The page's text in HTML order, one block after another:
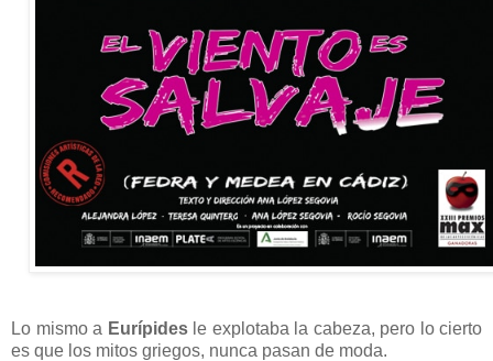
Lo mismo a Eurípidesle explotaba la cabeza, pero lo cierto
es que los mitos griegos, nunca pasan de moda.